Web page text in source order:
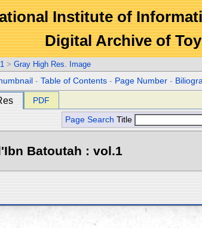
Institute of
Digital Archive of
> Gray High Res. Image
-Table of Contents - Page Number -
PDF
Page Search Title
Batoutah : vol.1